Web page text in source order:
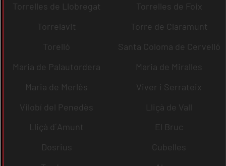
Torrelles de Llobregat
Torrelles de Foix
Torrelavit
Torre de Claramunt
Torelló
Santa Coloma de Cervelló
Maria de Palautordera
Maria de Miralles
Maria de Merlès
Viver i Serrateix
Vilobí del Penedès
Lliçà de Vall
Lliçà d´Amunt
El Bruc
Dosrius
Cubelles